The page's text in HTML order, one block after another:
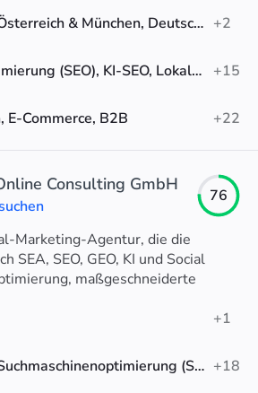
Innsbruck & Wien, Österreich & München, Deutschland +2
Suchmaschinenoptimierung (SEO), KI-SEO, Lokales SEO
+15
E-Commerce, B2B
+22
Consulting GmbH
76
Marketing-Agentur, die die
SEA, SEO, GEO, KI und Social
maßgeschneiderte
Unterstützung bietet.
+1
Werbung, KI-SEO, Suchmaschinenoptimierung (SEO) +18